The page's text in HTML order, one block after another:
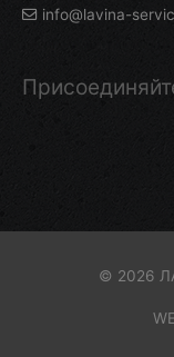
info@lavina-
© 2026